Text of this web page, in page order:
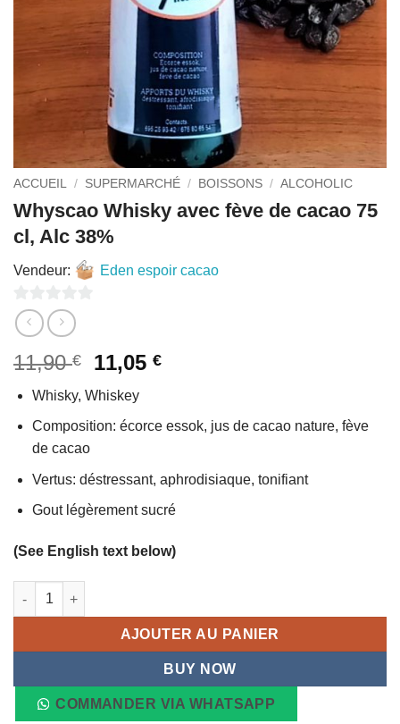
ACCUEIL / SUPERMARCHÉ / BOISSONS / ALCOHOLIC
Whyscao Whisky avec fève de cacao 75
cl, Alc 38%
Vendeur: Eden espoir cacao
0
sur
5
11,90€
Le
initial
était :
11,05€Le
est :
Whisky, Whiskey
Composition: écorce essok, jus de cacao nature, fève
de cacao
Vertus: déstressant, aphrodisiaque, tonifiant
Gout légèrement sucré
(See English text below)
quantité de Whyscao Whisky avec fève de cacao 75 cl, Alc 38%
AJOUTER AU PANIER
BUY NOW
COMMANDER VIA WHATSAPP